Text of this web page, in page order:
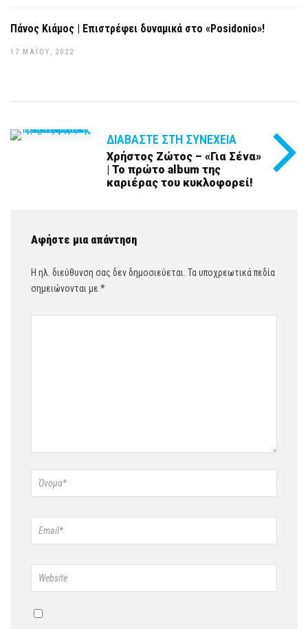
Πάνος Κιάμος | Επιστρέφει δυναμικά στο «Posidonio»!
17 ΜΑΪ́ΟΥ, 2022
ΔΙΑΒΆΣΤΕ ΣΤΗ ΣΥΝΈΧΕΙΑ
Χρήστος Ζώτος – «Για Σένα»
| Το πρώτο album της
καριέρας του κυκλοφορεί!
Αφήστε μια απάντηση
Η ηλ. διεύθυνση σας δεν δημοσιεύεται. Τα υποχρεωτικά πεδία
σημειώνονται με *